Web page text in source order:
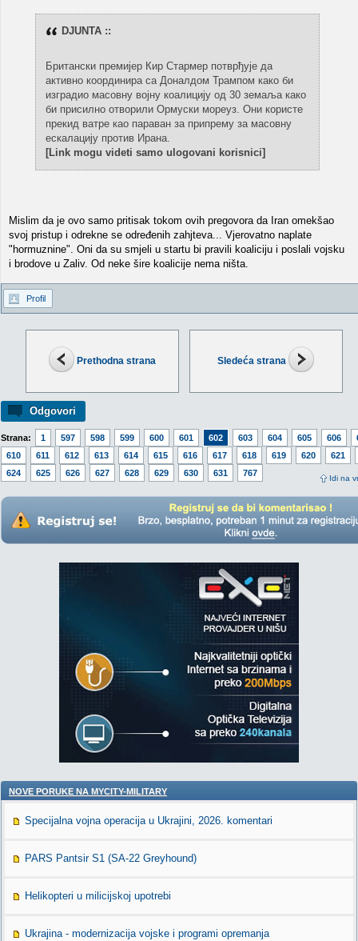
Prethodna strana Sledeća strana
Odgovori
Strana: 1 597 598 599 600 601 602 603 604 605 606
610
611 612 613 614 615 616 617 618 619 620
621
624
625 626 627 628 629 630 631 767
Idi na
DJUNTA ::
Британски премијер Кир Стармер потврђује да
активно координира са Доналдом Трампом како би
изградио масовну војну коалицију од 30 земаља како
би присилно отворили Ормуски мореуз. Они користе
прекид ватре као параван за припрему за масовну
ескалацију против Ирана.
[Link mogu videti samo ulogovani korisnici]
Mislim da je ovo samo pritisak tokom ovih pregovora da Iran omekšao
svoj pristup i odrekne se određenih zahjteva... Vjerovatno naplate
"hormuznine". Oni da su smjeli u startu bi pravili koaliciju i poslali vojsku
i brodove u Zaliv. Od neke šire koalicije nema ništa.
Profil
NOVE PORUKE NA MYCITY-MILITARY
Specijalna vojna operacija u Ukrajini, 2026. komentari
PARS Pantsir S1 (SA-22 Greyhound)
Helikopteri u milicijskoj upotrebi
Ukrajina - modernizacija vojske i programi opremanja